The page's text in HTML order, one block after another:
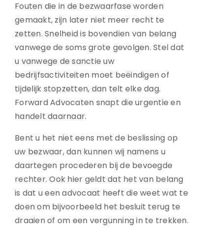
Fouten die in de bezwaarfase worden
gemaakt, zijn later niet meer recht te
zetten. Snelheid is bovendien van belang
vanwege de soms grote gevolgen. Stel dat
u vanwege de sanctie uw
bedrijfsactiviteiten moet beëindigen of
tijdelijk stopzetten, dan telt elke dag.
Forward Advocaten snapt die urgentie en
handelt daarnaar.
Bent u het niet eens met de beslissing op
uw bezwaar, dan kunnen wij namens u
daartegen procederen bij de bevoegde
rechter. Ook hier geldt dat het van belang
is dat u een advocaat heeft die weet wat te
doen om bijvoorbeeld het besluit terug te
draaien of om een vergunning in te trekken.